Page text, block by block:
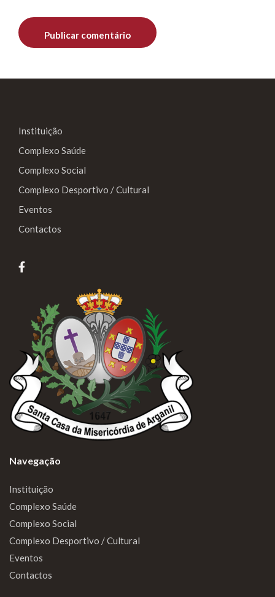
Instituição
Complexo Saúde
Complexo Social
Complexo Desportivo / Cultural
Eventos
Contactos
Navegação
Instituição
Complexo Saúde
Complexo Social
Complexo Desportivo / Cultural
Eventos
Contactos